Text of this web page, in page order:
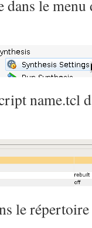
dans le
name.tcl
le